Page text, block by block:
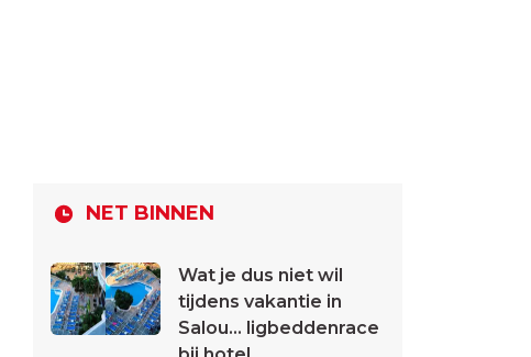
NET BINNEN
Wat je dus niet wil
tijdens vakantie in
Salou... ligbeddenrace